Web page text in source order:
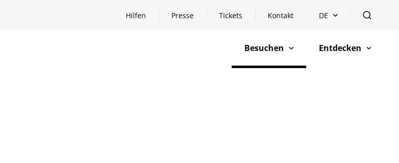
Hilfen
Hilfen öffnen Presse Tickets Kontakt Sprachauswahl öffnen
DE öffnen
Besuchen
öffnen Entdecken
öffnen